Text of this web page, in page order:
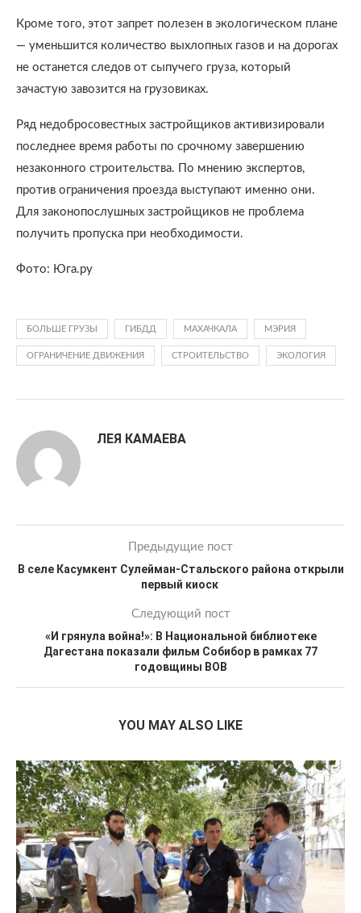
Кроме того, этот запрет полезен в экологическом плане
— уменьшится количество выхлопных газов и на дорогах
не останется следов от сыпучего груза, который
зачастую завозится на грузовиках.
Ряд недобросовестных застройщиков активизировали
последнее время работы по срочному завершению
незаконного строительства. По мнению экспертов,
против ограничения проезда выступают именно они.
Для законопослушных застройщиков не проблема
получить пропуска при необходимости.
Фото: Юга.ру
БОЛЬШЕ ГРУЗЫ ГИБДД МАХАЧКАЛА МЭРИЯ
ОГРАНИЧЕНИЕ ДВИЖЕНИЯ СТРОИТЕЛЬСТВО ЭКОЛОГИЯ
ЛЕЯ КАМАЕВА
Предыдущие пост
В селе Касумкент Сулейман-Стальского района открыли
первый киоск
Следующий пост
«И грянула война!»: В Национальной библиотеке
Дагестана показали фильм Собибор в рамках 77
годовщины ВОВ
YOU MAY ALSO LIKE